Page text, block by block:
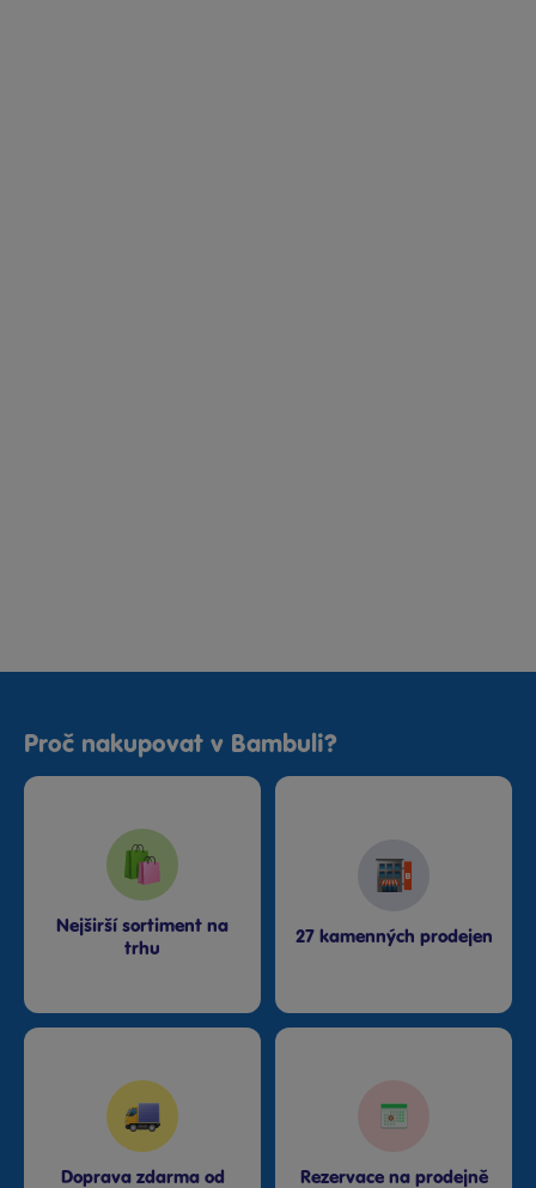
Proč nakupovat v Bambuli?
Nejširší sortiment na
trhu
27 kamenných prodejen
Doprava zdarma od
Rezervace na prodejně